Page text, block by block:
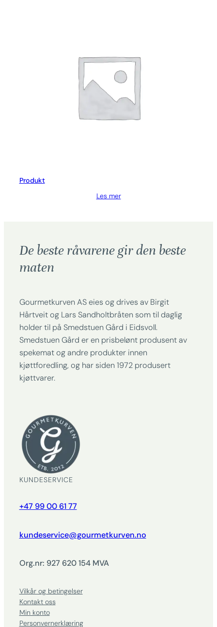
Produkt
Les mer
De beste råvarene gir den beste
maten
Gourmetkurven AS eies og drives av Birgit
Hårtveit og Lars Sandholtbråten som til daglig
holder til på Smedstuen Gård i Eidsvoll.
Smedstuen Gård er en prisbelønt produsent av
spekemat og andre produkter innen
kjøttforedling, og har siden 1972 produsert
kjøttvarer.
KUNDESERVICE
+47 99 00 61 77
kundeservice@gourmetkurven.no
Org.nr: 927 620 154 MVA
Vilkår og betingelser
Kontakt oss
Min konto
Personvernerklæring